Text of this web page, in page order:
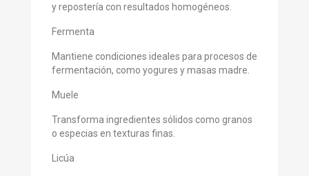
y repostería con resultados homogéneos.
Fermenta
Mantiene condiciones ideales para procesos de
fermentación, como yogures y masas madre.
Muele
Transforma ingredientes sólidos como granos
o especias en texturas finas.
Licúa